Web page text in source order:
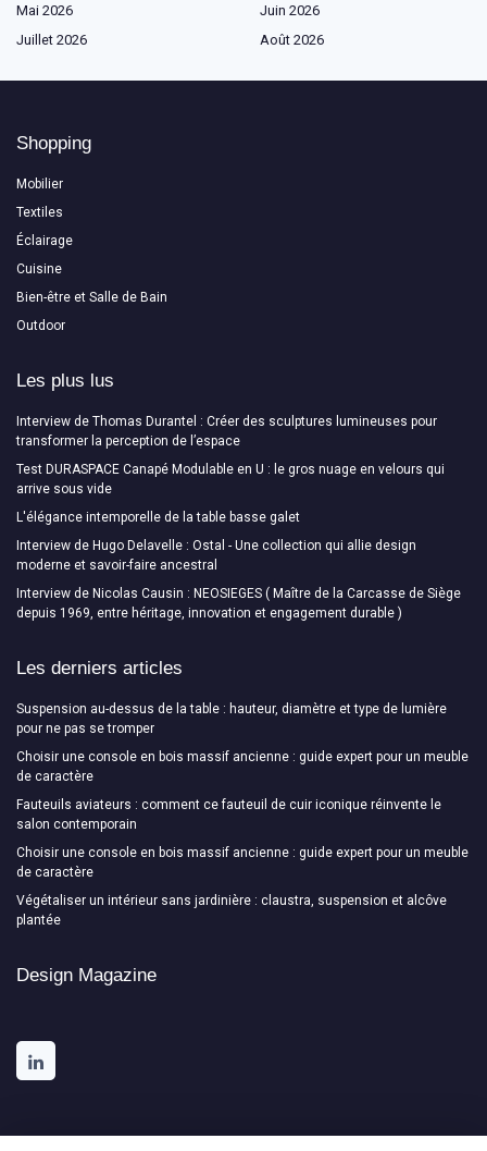
Mai 2026
Juin 2026
Juillet 2026
Août 2026
Shopping
Mobilier
Textiles
Éclairage
Cuisine
Bien-être et Salle de Bain
Outdoor
Les plus lus
Interview de Thomas Durantel : Créer des sculptures lumineuses pour
transformer la perception de l’espace
Test DURASPACE Canapé Modulable en U : le gros nuage en velours qui
arrive sous vide
L'élégance intemporelle de la table basse galet
Interview de Hugo Delavelle : Ostal - Une collection qui allie design
moderne et savoir-faire ancestral
Interview de Nicolas Causin : NEOSIEGES ( Maître de la Carcasse de Siège
depuis 1969, entre héritage, innovation et engagement durable )
Les derniers articles
Suspension au-dessus de la table : hauteur, diamètre et type de lumière
pour ne pas se tromper
Choisir une console en bois massif ancienne : guide expert pour un meuble
de caractère
Fauteuils aviateurs : comment ce fauteuil de cuir iconique réinvente le
salon contemporain
Choisir une console en bois massif ancienne : guide expert pour un meuble
de caractère
Végétaliser un intérieur sans jardinière : claustra, suspension et alcôve
plantée
Design Magazine